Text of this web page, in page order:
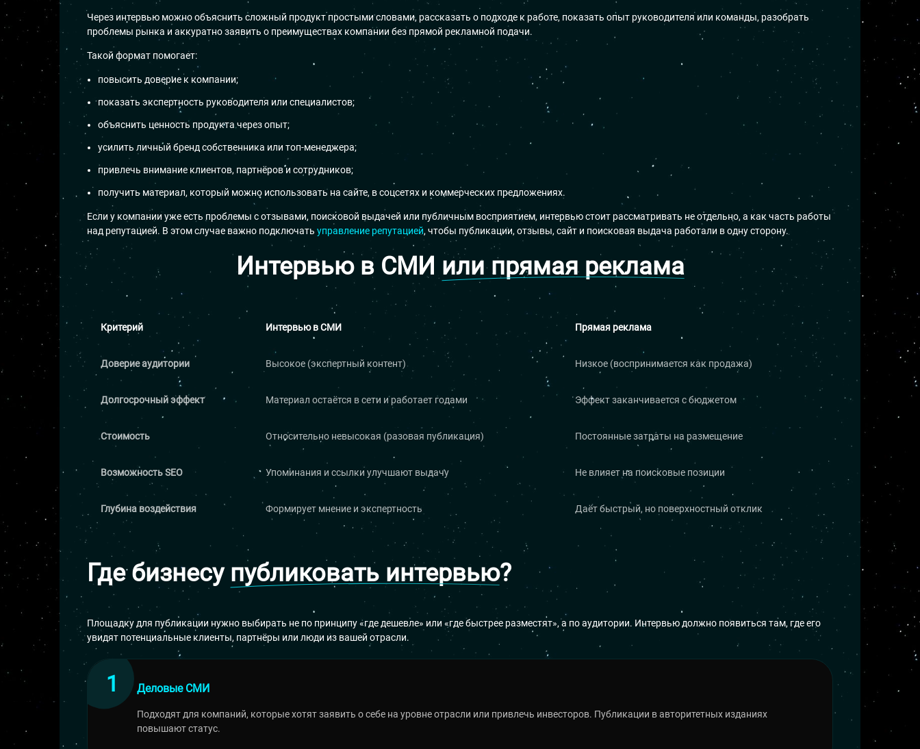
Через интервью можно объяснить сложный продукт простыми словами, рассказать о подходе к работе, показать опыт руководителя или команды, разобрать
проблемы рынка и аккуратно заявить о преимуществах компании без прямой рекламной подачи.
Такой формат помогает:
повысить доверие к компании;
показать экспертность руководителя или специалистов;
объяснить ценность продукта через опыт;
усилить личный бренд собственника или топ-менеджера;
привлечь внимание клиентов, партнёров и сотрудников;
получить материал, который можно использовать на сайте, в соцсетях и коммерческих предложениях.
Если у компании уже есть проблемы с отзывами, поисковой выдачей или публичным восприятием, интервью стоит рассматривать не отдельно, а как часть работы
над репутацией. В этом случае важно подключать управление репутацией, чтобы публикации, отзывы, сайт и поисковая выдача работали в одну сторону.
Интервью в СМИ или прямая реклама
Критерий Интервью в СМИ Прямая реклама
Доверие аудитории Высокое (экспертный контент) Низкое (воспринимается как продажа)
Долгосрочный эффект Материал остаётся в сети и работает годами Эффект заканчивается с бюджетом
Стоимость Относительно невысокая (разовая публикация) Постоянные затраты на размещение
Возможность SEO Упоминания и ссылки улучшают выдачу Не влияет на поисковые позиции
Глубина воздействия Формирует мнение и экспертность Даёт быстрый, но поверхностный отклик
Где бизнесу публиковать интервью?
Площадку для публикации нужно выбирать не по принципу «где дешевле» или «где быстрее разместят», а по аудитории. Интервью должно появиться там, где его
увидят потенциальные клиенты, партнёры или люди из вашей отрасли.
Деловые СМИ
Подходят для компаний, которые хотят заявить о себе на уровне отрасли или привлечь инвесторов. Публикации в авторитетных изданиях
повышают статус.